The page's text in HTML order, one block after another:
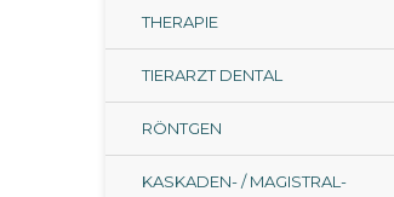
THERAPIE
TIERARZT DENTAL
RÖNTGEN
KASKADEN- / MAGISTRAL-